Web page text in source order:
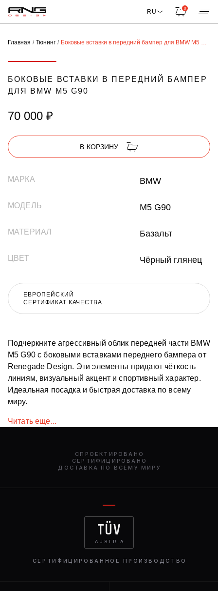
RU 0
Главная Тюнинг Боковые вставки в передний бампер для BMW M5 G90
БОКОВЫЕ ВСТАВКИ В ПЕРЕДНИЙ БАМПЕР
ДЛЯ BMW M5 G90
70 000 ₽
В КОРЗИНУ
МАРКА BMW
МОДЕЛЬ M5 G90
МАТЕРИАЛ Базальт
ЦВЕТ Чёрный глянец
ЕВРОПЕЙСКИЙ
СЕРТИФИКАТ КАЧЕСТВА
Подчеркните агрессивный облик передней части BMW
M5 G90 с боковыми вставками переднего бампера от
Renegade Design. Эти элементы придают чёткость
линиям, визуальный акцент и спортивный характер.
Идеальная посадка и быстрая доставка по всему
миру.
Читать еще...
СПРОЕКТИРОВАНО
СЕРТИФИЦИРОВАНО
ДОСТАВКА ПО ВСЕМУ МИРУ
TÜV
AUSTRIA
СЕРТИФИЦИРОВАННОЕ ПРОИЗВОДСТВО